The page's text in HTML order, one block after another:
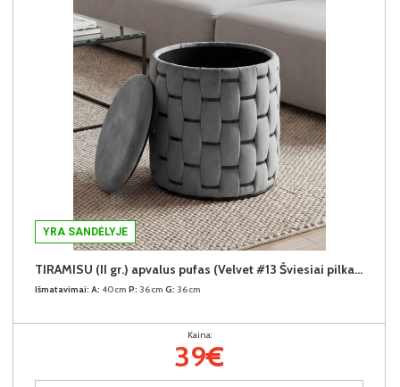
YRA SANDĖLYJE
TIRAMISU (II gr.) apvalus pufas (Velvet #13 Šviesiai pilkas)
Išmatavimai: A: 40cm P: 36cm G: 36cm
Kaina:
39€